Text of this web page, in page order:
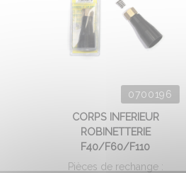
0700196
CORPS INFERIEUR
ROBINETTERIE
F40/F60/F110
Pièces de rechange :